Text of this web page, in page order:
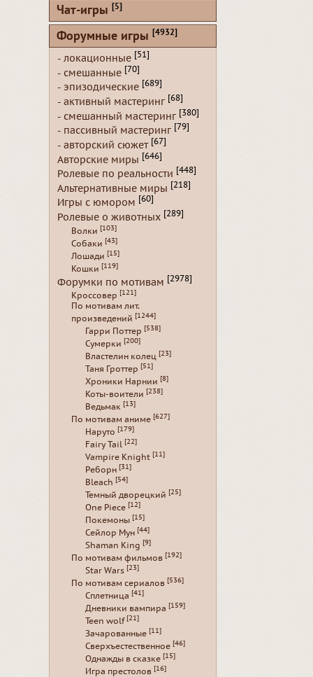
Чат-игры [5]
Форумные игры [4932]
- локационные [51]
- смешанные [70]
- эпизодические [689]
- активный мастеринг [68]
- смешанный мастеринг [380]
- пассивный мастеринг [79]
- авторский сюжет [67]
Авторские миры [646]
Ролевые по реальности [448]
Альтернативные миры [218]
Игры с юмором [60]
Ролевые о животных [289]
Волки [103]
Собаки [43]
Лошади [15]
Кошки [119]
Форумки по мотивам [2978]
Кроссовер [121]
По мотивам лит.
произведений [1244]
Гарри Поттер [538]
Сумерки [200]
Властелин колец [23]
Таня Гроттер [51]
Хроники Нарнии [8]
Коты-воители [238]
Ведьмак [13]
По мотивам аниме [627]
Наруто [179]
Fairy Tail [22]
Vampire Knight [11]
Реборн [31]
Bleach [54]
Темный дворецкий [25]
One Piece [12]
Покемоны [15]
Сейлор Мун [44]
Shaman King [9]
По мотивам фильмов [192]
Star Wars [23]
По мотивам сериалов [536]
Сплетница [41]
Дневники вампира [159]
Teen wolf [21]
Зачарованные [11]
Сверхъестественное [46]
Однажды в сказке [15]
Игра престолов [16]